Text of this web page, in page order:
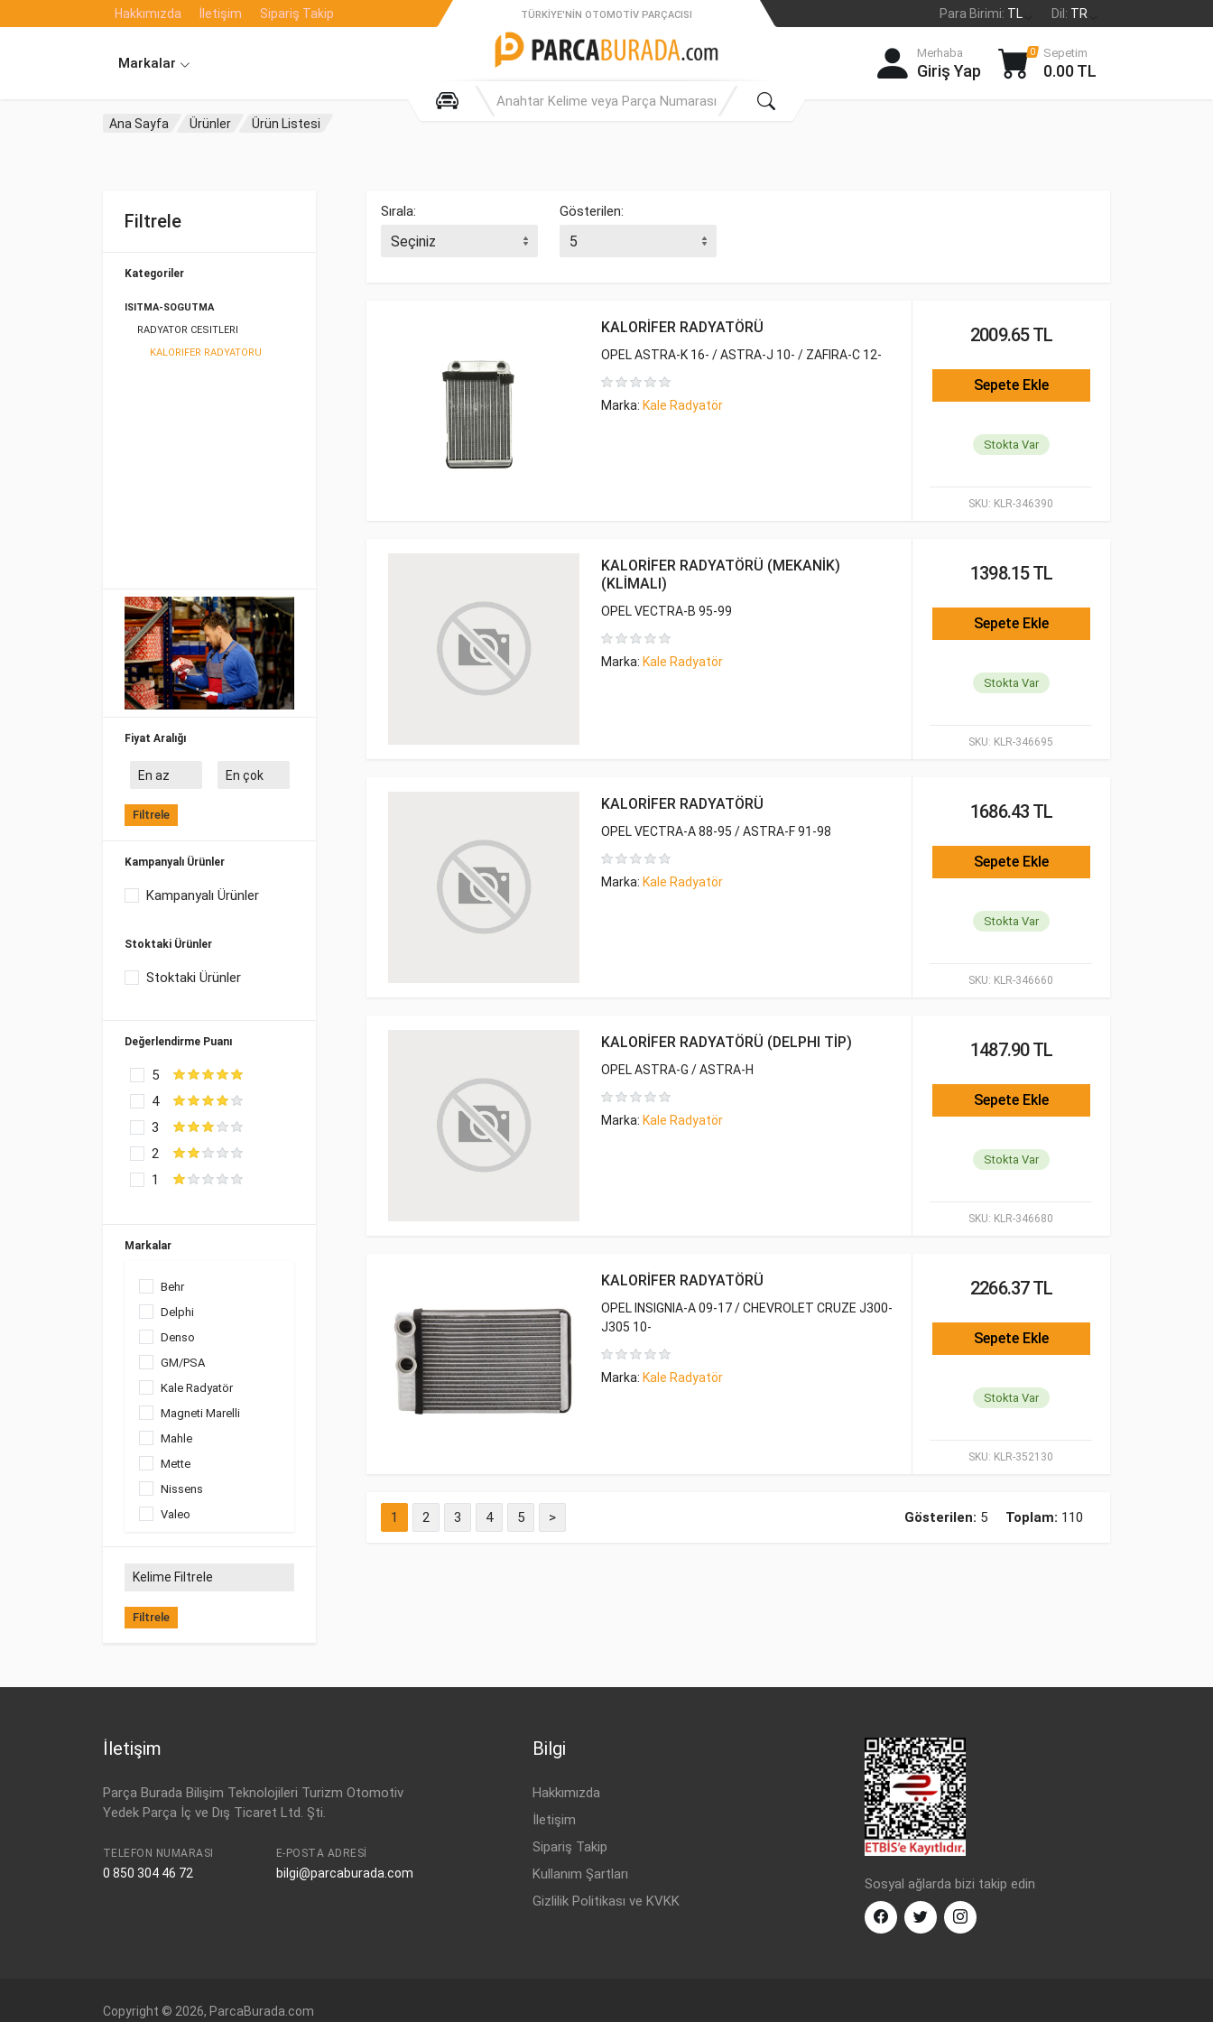
Hakkımızda İletişim Sipariş Takip Para Birimi: TL Dil: TR
Markalar
TÜRKIYE'NIN OTOMOTIV PARÇACISI
Merhaba
Giriş Yap
0 Sepetim
0.00 TL
Ana Sayfa Ürünler Ürün Listesi
Filtrele
Kategoriler
ISITMA-SOGUTMA
RADYATOR CESITLERI
KALORIFER RADYATORU
Fiyat Aralığı
Filtrele
Kampanyalı Ürünler
Kampanyalı Ürünler
Stoktaki Ürünler
Stoktaki Ürünler
Değerlendirme Puanı
5
4
3
2
1
Markalar
Behr
Delphi
Denso
GM/PSA
Kale Radyatör
Magneti Marelli
Mahle
Mette
Nissens
Valeo
Filtrele
Sırala: Gösterilen:
SKU: KLR-346390
KALORİFER RADYATÖRÜ
OPEL ASTRA-K 16- / ASTRA-J 10- / ZAFIRA-C 12-
Marka: Kale Radyatör
2009.65 TL
Sepete Ekle
Stokta Var
SKU: KLR-346695
KALORİFER RADYATÖRÜ (MEKANİK)
(KLİMALI)
OPEL VECTRA-B 95-99
Marka: Kale Radyatör
1398.15 TL
Sepete Ekle
Stokta Var
SKU: KLR-346660
KALORİFER RADYATÖRÜ
OPEL VECTRA-A 88-95 / ASTRA-F 91-98
Marka: Kale Radyatör
1686.43 TL
Sepete Ekle
Stokta Var
SKU: KLR-346680
KALORİFER RADYATÖRÜ (DELPHI TİP)
OPEL ASTRA-G / ASTRA-H
Marka: Kale Radyatör
1487.90 TL
Sepete Ekle
Stokta Var
SKU: KLR-352130
KALORİFER RADYATÖRÜ
OPEL INSIGNIA-A 09-17 / CHEVROLET CRUZE J300-
J305 10-
Marka: Kale Radyatör
2266.37 TL
Sepete Ekle
Stokta Var
1 2 3 4 5 > Gösterilen: 5 Toplam: 110
İletişim
Parça Burada Bilişim Teknolojileri Turizm Otomotiv
Yedek Parça İç ve Dış Ticaret Ltd. Şti.
TELEFON NUMARASI
0 850 304 46 72
E-POSTA ADRESI
bilgi@parcaburada.com
Bilgi
Hakkımızda
İletişim
Sipariş Takip
Kullanım Şartları
Gizlilik Politikası ve KVKK
Sosyal ağlarda bizi takip edin
Copyright © 2026, ParcaBurada.com